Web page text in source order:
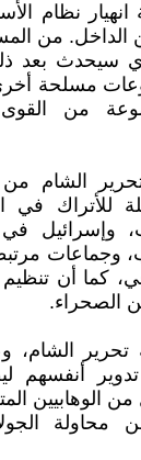
نظام
الداخل. من
سيحدث بعد
مسلحة
من القوى
الشام
للأتراك في
وإسرائيل في
كما أن تنظيم
الصحراء.
الشام،
أنفسهم
الوهابيين
محاولة